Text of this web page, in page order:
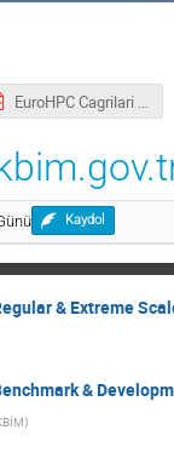
EuroHPC Cagrilari Infoday_13haziran.pdf
Kaydol
& Extreme
&
)